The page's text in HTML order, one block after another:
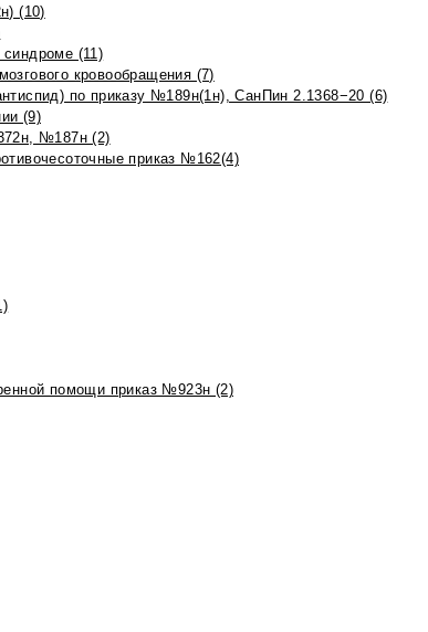
(10)
(11)
кровообращения (7)
по приказу №189н(1н), СанПин 2.1368−20 (6)
(9)
№187н (2)
приказ №162(4)
помощи приказ №923н (2)